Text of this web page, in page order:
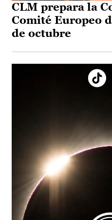
CLM prepara la
Comité Europeo
de octubre